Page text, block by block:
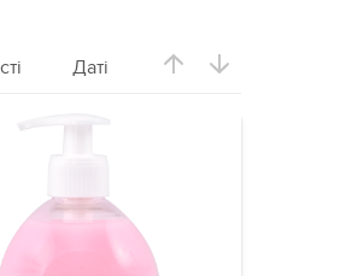
Даті